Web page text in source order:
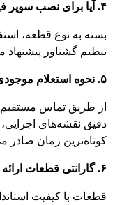
۴. آیا برای نصب سوپر فیکس به ابزار خاصی نیاز داریم؟
بسته به نوع قطعه،
تنظیم گشتاور
۵. نحوه استعلام موجودی برای پروژه‌های بزرگ چگونه است؟
از طریق تماس
دقیق نقشه‌های
کوتاه‌ترین زمان صادر
۶. گارانتی قطعات ارائه شده شامل چه مواردی است؟
قطعات با کیفیت